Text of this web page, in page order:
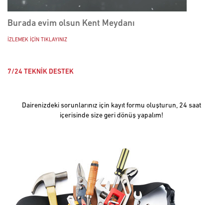
Burada evim olsun Kent Meydanı
İZLEMEK İÇİN TIKLAYINIZ
Burada evim olsun Sağlık Kent
İZLEMEK İÇİN TIKLAYINIZ
7/24 TEKNİK DESTEK
Dairenizdeki sorunlarınız için kayıt formu oluşturun, 24 saat
içerisinde size geri dönüş yapalım!